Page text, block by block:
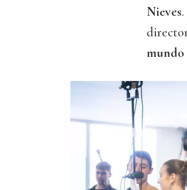
Nieves
mundo